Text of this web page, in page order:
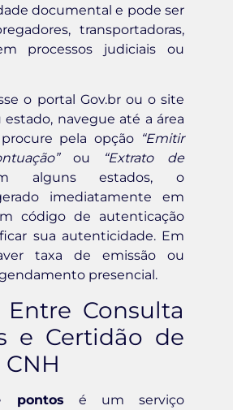
documental e pode ser
transportadoras,
processos judiciais ou
o portal Gov.br ou o site
navegue até a área
pela opção “Emitir
ou
“Extrato de
alguns estados, o
imediatamente em
código de autenticação
sua autenticidade. Em
taxa de emissão ou
presencial.
Entre Consulta
e Certidão de
pontos é um serviço